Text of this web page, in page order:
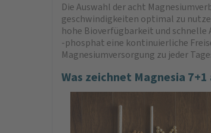
Die Auswahl der acht
geschwindigkeiten optimal zu
hohe Bioverfügbarkeit und
-phosphat eine kontinuierliche
Magnesiumversorgung zu jeder
Was zeichnet Magnesia 7+1